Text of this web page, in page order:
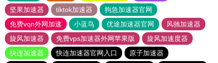
坚果加速器
tiktok加速器
狗急加速器官网
免费vqn外网加速
小蓝鸟 优途加速器官网
风驰加速器
旋风加速器
免费vps加速器外网苹果版
旋风加速度器
快连加速器
快连加速器官网入口
原子加速器